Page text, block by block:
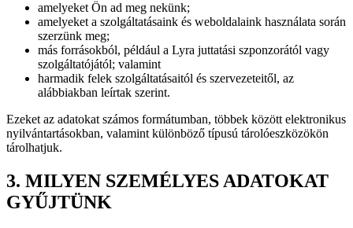
amelyeket Ön ad meg nekünk;
amelyeket a szolgáltatásaink és weboldalaink használata során
szerzünk meg;
más forrásokból, például a Lyra juttatási szponzorától vagy
szolgáltatójától; valamint
harmadik felek szolgáltatásaitól és szervezeteitől, az
alábbiakban leírtak szerint.
Ezeket az adatokat számos formátumban, többek között elektronikus
nyilvántartásokban, valamint különböző típusú tárolóeszközökön
tárolhatjuk.
3. MILYEN SZEMÉLYES ADATOKAT
GYŰJTÜNK